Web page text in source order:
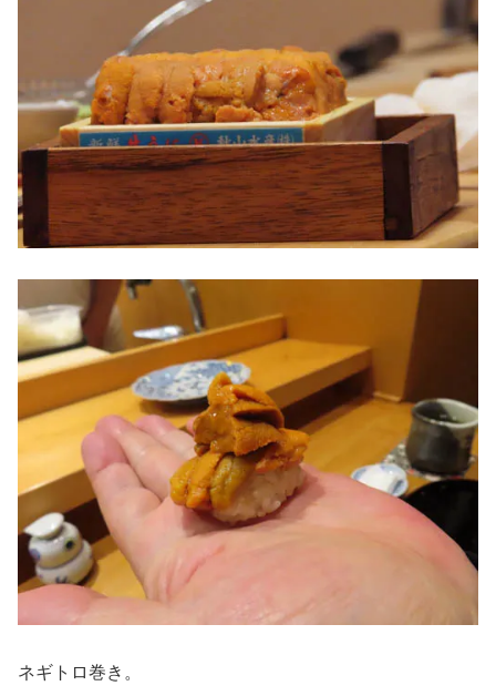
ネギトロ巻き。